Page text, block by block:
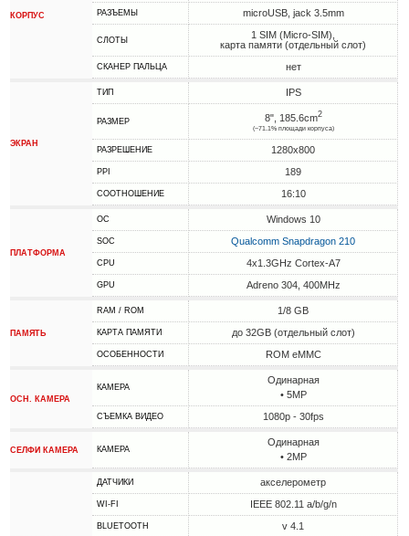
КОРПУС РАЗЪЕМЫ microUSB, jack 3.5mm
СЛОТЫ
1 SIM (Micro-SIM),
карта памяти (отдельный слот)
СКАНЕР ПАЛЬЦА нет
ЭКРАН
ТИП IPS
РАЗМЕР 8", 185.6cm2
(~71.1% площади корпуса)
РАЗРЕШЕНИЕ 1280x800
PPI 189
СООТНОШЕНИЕ 16:10
ПЛАТФОРМА
ОС Windows 10
SOC Qualcomm Snapdragon 210
CPU 4x1.3GHz Cortex-A7
GPU Adreno 304, 400MHz
ПАМЯТЬ
RAM / ROM 1/8 GB
КАРТА ПАМЯТИ до 32GB (отдельный слот)
ОСОБЕННОСТИ ROM eMMC
ОСН. КАМЕРА
КАМЕРА
Одинарная
• 5MP
СЪЕМКА ВИДЕО 1080p - 30fps
СЕЛФИ КАМЕРА КАМЕРА
Одинарная
• 2MP
ДАТЧИКИ акселерометр
WI-FI IEEE 802.11 a/b/g/n
BLUETOOTH v 4.1